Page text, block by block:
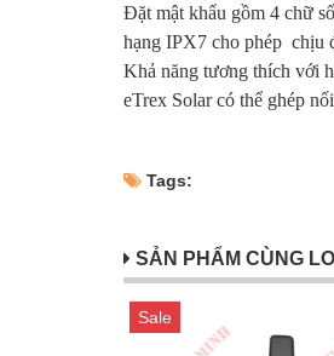
Đặt mật khẩu gồm 4 chữ
hạng IPX7 cho phép chịu
Khả năng tương thích với
eTrex Solar có thể ghép
Tags:
SẢN PHẨM CÙNG
Sale